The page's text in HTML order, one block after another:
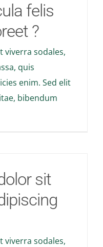
felis
?
viverra sodales,
quis
enim. Sed elit
bibendum
sit
viverra sodales,